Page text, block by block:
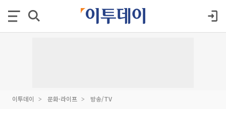
이투데이 문화·라이프 방송/TV